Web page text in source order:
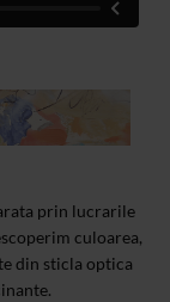
prin lucrarile
culoarea,
din sticla optica